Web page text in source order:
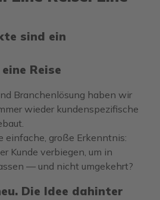
sind ein
Reise
Branchenlösung haben wir
wieder kundenspezifische
einfache, große Erkenntnis:
Kunde verbiegen, um in
— und nicht umgekehrt?
Die Idee dahinter